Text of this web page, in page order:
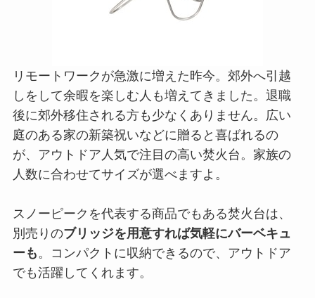
リモートワークが急激に増えた昨今。郊外へ引越
しをして余暇を楽しむ人も増えてきました。退職
後に郊外移住される方も少なくありません。広い
庭のある家の新築祝いなどに贈ると喜ばれるの
が、アウトドア人気で注目の高い焚火台。家族の
人数に合わせてサイズが選べますよ。
スノーピークを代表する商品でもある焚火台は、
別売りのブリッジを用意すれば気軽にバーベキュ
ーも。コンパクトに収納できるので、アウトドア
でも活躍してくれます。